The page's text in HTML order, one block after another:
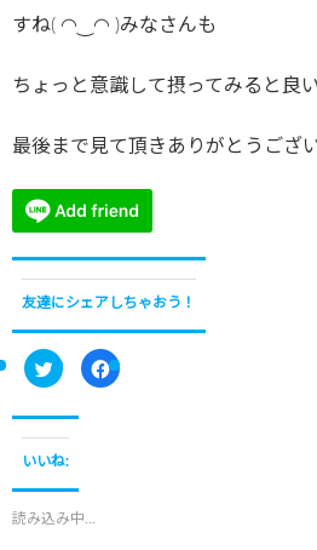
すね( ◠‿◠ )みなさんも
ちょっと意識して摂ってみると良
最後まで見て頂きありがとうござ
友達にシェアしちゃおう！
ク
リ
し
て
T
w
t
e
F
a
いいね:
読み込み中...